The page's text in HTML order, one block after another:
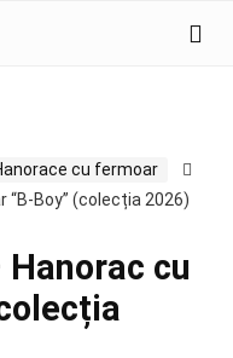
cu fermoar
“B-Boy” (colecția 2026)
cu